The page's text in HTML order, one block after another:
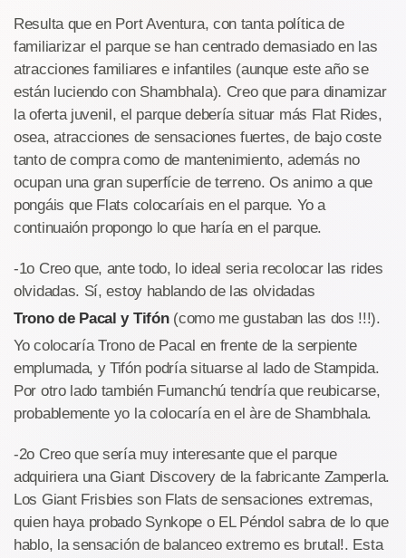
Resulta que en Port Aventura, con tanta política de
familiarizar el parque se han centrado demasiado en las
atracciones familiares e infantiles (aunque este año se
están luciendo con Shambhala). Creo que para dinamizar
la oferta juvenil, el parque debería situar más Flat Rides,
osea, atracciones de sensaciones fuertes, de bajo coste
tanto de compra como de mantenimiento, además no
ocupan una gran superfície de terreno. Os animo a que
pongáis que Flats colocaríais en el parque. Yo a
continuaión propongo lo que haría en el parque.
-1o Creo que, ante todo, lo ideal seria recolocar las rides
olvidadas. Sí, estoy hablando de las olvidadas
Trono de Pacal y Tifón(como me gustaban las dos !!!).
Yo colocaría Trono de Pacal en frente de la serpiente
emplumada, y Tifón podría situarse al lado de Stampida.
Por otro lado también Fumanchú tendría que reubicarse,
probablemente yo la colocaría en el àre de Shambhala.
-2o Creo que sería muy interesante que el parque
adquiriera una Giant Discovery de la fabricante Zamperla.
Los Giant Frisbies son Flats de sensaciones extremas,
quien haya probado Synkope o EL Péndol sabra de lo que
hablo, la sensación de balanceo extremo es brutal!. Esta